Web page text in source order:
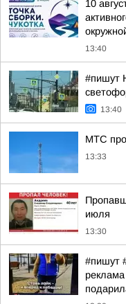
10
13:40
#пишут
13:40
МТС
13:33
июля
13:30
#пишут